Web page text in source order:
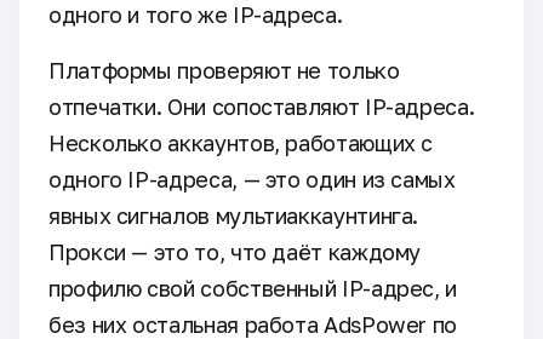
одного и того же IP-адреса.
Платформы проверяют не только
отпечатки. Они сопоставляют IP-адреса.
Несколько аккаунтов, работающих с
одного IP-адреса, — это один из самых
явных сигналов мультиаккаунтинга.
Прокси — это то, что даёт каждому
профилю свой собственный IP-адрес, и
без них остальная работа AdsPower по